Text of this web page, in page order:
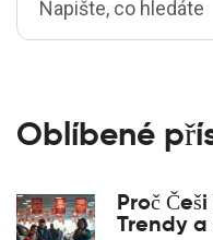
Oblíbené
Proč
Trendy